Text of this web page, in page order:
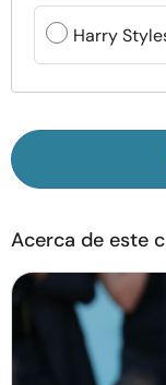
Idioma
Sobre nosotros
© Copyright
Harry
Acerca de este